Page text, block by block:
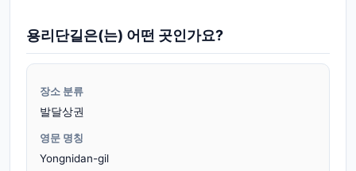
용리단길은(는) 어떤 곳인가요?
장소 분류
발달상권
영문 명칭
Yongnidan-gil